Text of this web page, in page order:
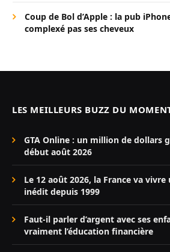
Coup de Bol d’Apple : la pub
complexé pas ses cheveux
LES MEILLEURS BUZZ DU
GTA Online : un million de dollars
début août 2026
Le 12 août 2026, la France va
inédit depuis 1999
Faut-il parler d’argent avec ses
vraiment l’éducation financière